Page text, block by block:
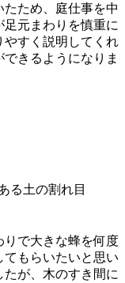
ため、庭仕事を中
元まわりを慎重に
やすく説明してくれ
きるようになりま
る土の割れ目
りで大きな蜂を何度
もらいたいと思い
が、木のすき間に